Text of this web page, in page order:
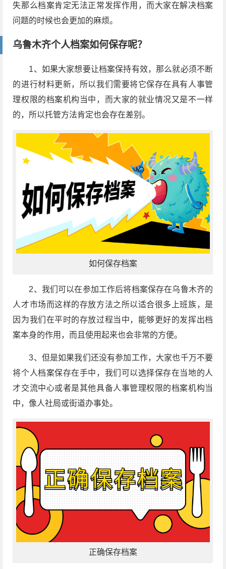
失那么档案肯定无法正常发挥作用，而大家在解决档案
问题的时候也会更加的麻烦。
乌鲁木齐个人档案如何保存呢？
1、如果大家想要让档案保持有效，那么就必须不断
的进行材料更新，所以我们需要将它保存在具有人事管
理权限的档案机构当中，而大家的就业情况又是不一样
的，所以托管方法肯定也会存在差别。
如何保存档案
2、我们可以在参加工作后将档案保存在乌鲁木齐的
人才市场而这样的存放方法之所以适合很多上班族，是
因为我们在平时的存放过程当中，能够更好的发挥出档
案本身的作用，而且使用起来也会非常的方便。
3、但是如果我们还没有参加工作，大家也千万不要
将个人档案保存在手中，我们可以选择保存在当地的人
才交流中心或者是其他具备人事管理权限的档案机构当
中，像人社局或街道办事处。
正确保存档案